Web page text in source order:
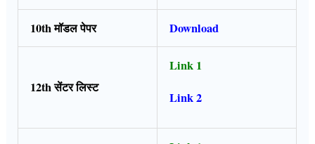
10th मॉडल पेपर Download
12th सेंटर लिस्ट
Link 1
Link 2